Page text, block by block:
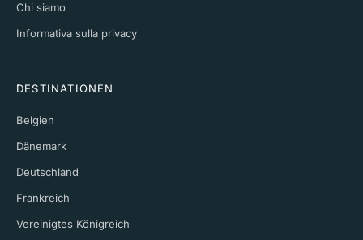
Chi siamo
Informativa sulla privacy
DESTINATIONEN
Belgien
Dänemark
Deutschland
Frankreich
Vereinigtes Königreich